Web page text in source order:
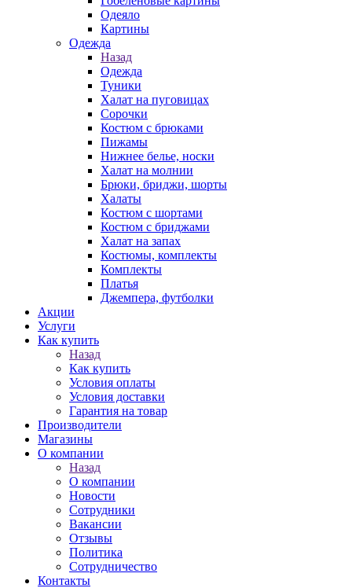
Одеяло
Картины
Одежда
Назад
Одежда
Туники
Халат на пуговицах
Сорочки
Костюм с брюками
Пижамы
Нижнее белье, носки
Халат на молнии
Брюки, бриджи, шорты
Халаты
Костюм с шортами
Костюм с бриджами
Халат на запах
Костюмы, комплекты
Комплекты
Платья
Джемпера, футболки
Акции
Услуги
Как купить
Назад
Как купить
Условия оплаты
Условия доставки
Гарантия на товар
Производители
Магазины
О компании
Назад
О компании
Новости
Сотрудники
Вакансии
Отзывы
Политика
Сотрудничество
Контакты